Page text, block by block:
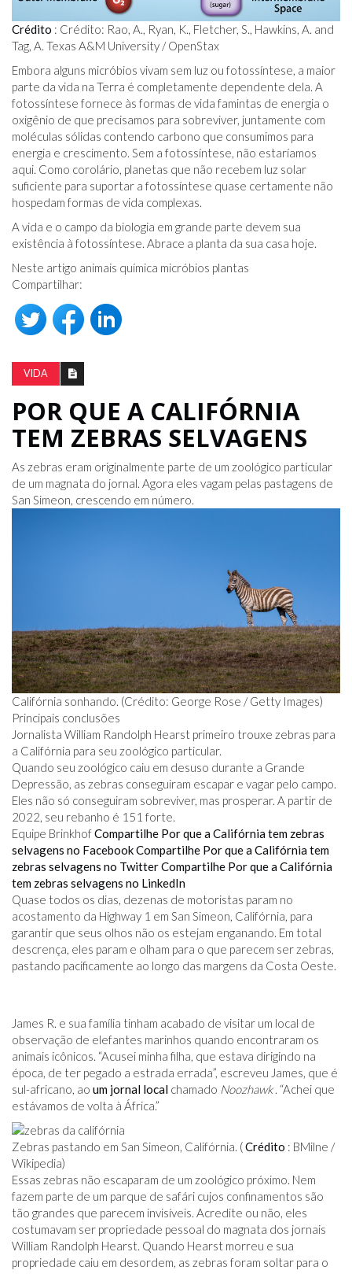
Crédito : Crédito: Rao, A., Ryan, K., Fletcher, S., Hawkins, A. and
Tag, A. Texas A&M University / OpenStax
Embora alguns micróbios vivam sem luz ou fotossíntese, a maior
parte da vida na Terra é completamente dependente dela. A
fotossíntese fornece às formas de vida famintas de energia o
oxigênio de que precisamos para sobreviver, juntamente com
moléculas sólidas contendo carbono que consumimos para
energia e crescimento. Sem a fotossíntese, não estaríamos
aqui. Como corolário, planetas que não recebem luz solar
suficiente para suportar a fotossíntese quase certamente não
hospedam formas de vida complexas.
A vida e o campo da biologia em grande parte devem sua
existência à fotossíntese. Abrace a planta da sua casa hoje.
Neste artigo animais química micróbios plantas
Compartilhar:
VIDA
POR QUE A CALIFÓRNIA
TEM ZEBRAS SELVAGENS
As zebras eram originalmente parte de um zoológico particular
de um magnata do jornal. Agora eles vagam pelas pastagens de
San Simeon, crescendo em número.
Califórnia sonhando. (Crédito: George Rose / Getty Images)
Principais conclusões
Jornalista William Randolph Hearst primeiro trouxe zebras para
a Califórnia para seu zoológico particular.
Quando seu zoológico caiu em desuso durante a Grande
Depressão, as zebras conseguiram escapar e vagar pelo campo.
Eles não só conseguiram sobreviver, mas prosperar. A partir de
2022, seu rebanho é 151 forte.
Equipe BrinkhofCompartilhe Por que a Califórnia tem zebras
selvagens no FacebookCompartilhe Por que a Califórnia tem
zebras selvagens no TwitterCompartilhe Por que a Califórnia
tem zebras selvagens no LinkedIn
Quase todos os dias, dezenas de motoristas param no
acostamento da Highway 1 em San Simeon, Califórnia, para
garantir que seus olhos não os estejam enganando. Em total
descrença, eles param e olham para o que parecem ser zebras,
pastando pacificamente ao longo das margens da Costa Oeste.
James R. e sua família tinham acabado de visitar um local de
observação de elefantes marinhos quando encontraram os
animais icônicos. “Acusei minha filha, que estava dirigindo na
época, de ter pegado a estrada errada”, escreveu James, que é
sul-africano, ao um jornal local chamado Noozhawk. “Achei que
estávamos de volta à África.”
Zebras pastando em San Simeon, Califórnia. (Crédito : BMilne /
Wikipedia)
Essas zebras não escaparam de um zoológico próximo. Nem
fazem parte de um parque de safári cujos confinamentos são
tão grandes que parecem invisíveis. Acredite ou não, eles
costumavam ser propriedade pessoal do magnata dos jornais
William Randolph Hearst. Quando Hearst morreu e sua
propriedade caiu em desordem, as zebras foram soltar para o